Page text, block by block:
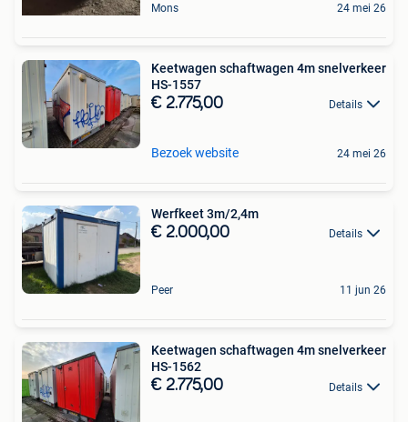
Mons 24 mei 26
Keetwagen schaftwagen 4m snelverkeer
HS-1557
€ 2.775,00 Details
Bezoek website 24 mei 26
Werfkeet 3m/2,4m
€ 2.000,00 Details
Peer 11 jun 26
Keetwagen schaftwagen 4m snelverkeer
HS-1562
€ 2.775,00 Details